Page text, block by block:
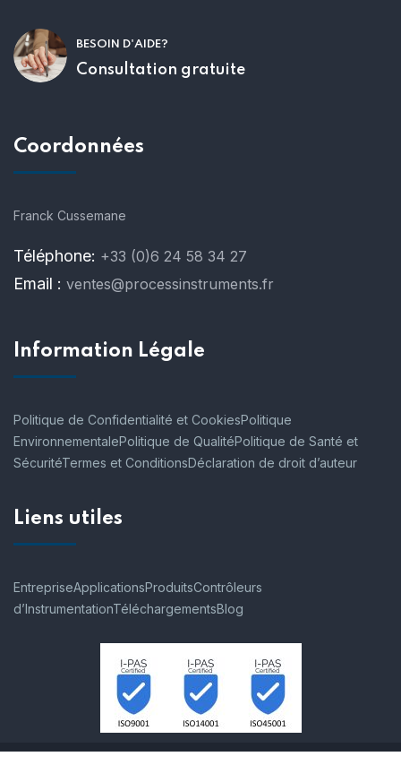
BESOIN D'AIDE?
Consultation gratuite
Coordonnées
Franck Cussemane
Téléphone: +33 (0)6 24 58 34 27
Email : ventes@processinstruments.fr
Information Légale
Politique de Confidentialité et CookiesPolitique
EnvironnementalePolitique de QualitéPolitique de Santé et
SécuritéTermes et ConditionsDéclaration de droit d’auteur
Liens utiles
EntrepriseApplicationsProduitsContrôleurs
d’InstrumentationTéléchargementsBlog